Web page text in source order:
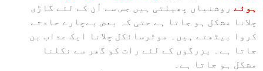
ہوئے روشنیاں پھیلتی ہیں جس سے اُن کے لئے گاڑی
چلانا مشکل ہو جاتا ہے حتی کہ بعض بےچارے حادثے
کروا بیٹھتے ہیں۔ موٹرسائکل چلانا ایک عذاب بن
جاتا ہے۔ بزرگوں کے لئے رات کو گھر سے نکلنا
مشکل ہو جاتا ہے۔